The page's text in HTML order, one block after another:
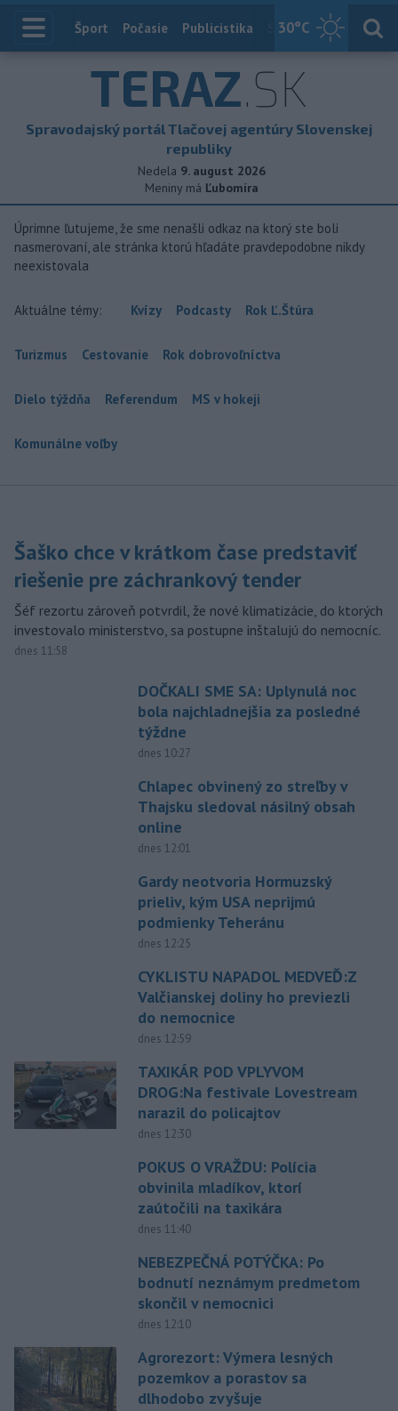
30°C
Index
Šport Počasie Publicistika Slovensko
TERAZ.SK
Spravodajský portál Tlačovej agentúry Slovenskej
republiky
Nedela 9. august 2026
Meniny má Ľubomíra
Úprimne ľutujeme, že sme nenašli odkaz na ktorý ste boli
nasmerovaní, ale stránka ktorú hľadáte pravdepodobne nikdy
neexistovala
Aktuálne témy: Kvízy Podcasty Rok Ľ.Štúra
Turizmus Cestovanie Rok dobrovoľníctva
Dielo týždňa Referendum MS v hokeji
Komunálne voľby
Šaško chce v krátkom čase predstaviť
riešenie pre záchrankový tender
Šéf rezortu zároveň potvrdil, že nové klimatizácie, do ktorých
investovalo ministerstvo, sa postupne inštalujú do nemocníc.
dnes 11:58
DOČKALI SME SA: Uplynulá noc
bola najchladnejšia za posledné
týždne
dnes 10:27
Chlapec obvinený zo streľby v
Thajsku sledoval násilný obsah
online
dnes 12:01
Gardy neotvoria Hormuzský
prieliv, kým USA neprijmú
podmienky Teheránu
dnes 12:25
CYKLISTU NAPADOL MEDVEĎ:Z
Valčianskej doliny ho previezli
do nemocnice
dnes 12:59
TAXIKÁR POD VPLYVOM
DROG:Na festivale Lovestream
narazil do policajtov
dnes 12:30
POKUS O VRAŽDU: Polícia
obvinila mladíkov, ktorí
zaútočili na taxikára
dnes 11:40
NEBEZPEČNÁ POTÝČKA: Po
bodnutí neznámym predmetom
skončil v nemocnici
dnes 12:10
Agrorezort: Výmera lesných
pozemkov a porastov sa
dlhodobo zvyšuje